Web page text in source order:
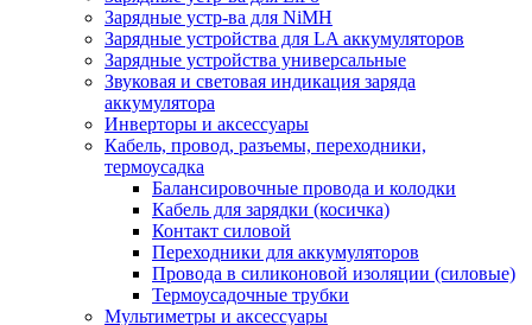
Зарядные устр-ва для NiMH
Зарядные устройства для LA аккумуляторов
Зарядные устройства универсальные
Звуковая и световая индикация заряда
аккумулятора
Инверторы и аксессуары
Кабель, провод, разъемы, переходники,
термоусадка
Балансировочные провода и колодки
Кабель для зарядки (косичка)
Контакт силовой
Переходники для аккумуляторов
Провода в силиконовой изоляции (силовые)
Термоусадочные трубки
Мультиметры и аксессуары